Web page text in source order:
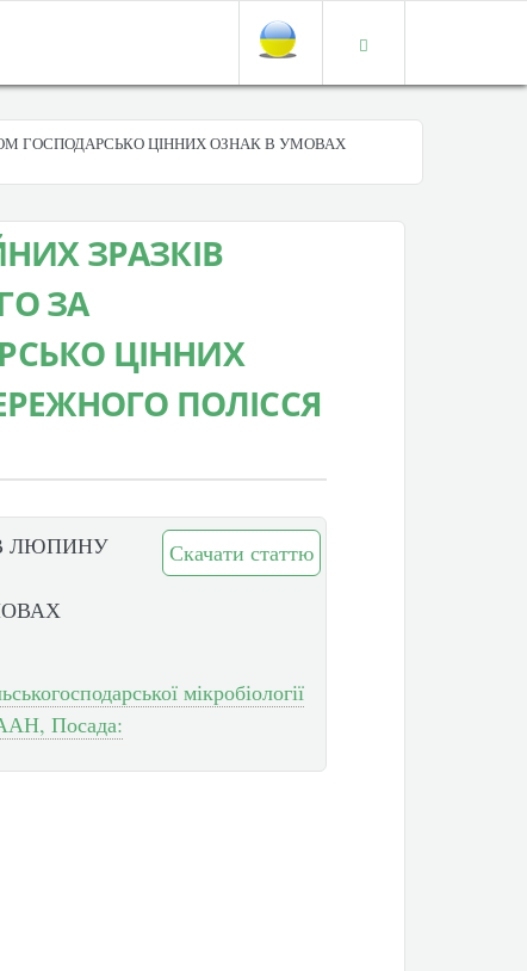
ГОСПОДАРСЬКО ЦІННИХ ОЗНАК В УМОВАХ
ЗРАЗКІВ
ЗА
ЦІННИХ
ПОЛІССЯ
Скачати статтю
ЛЮПИНУ
мікробіології
Посада: